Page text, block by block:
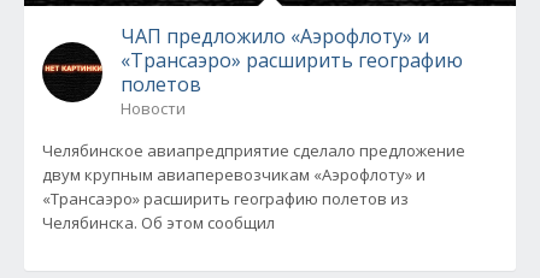
ЧАП предложило «Аэрофлоту» и
«Трансаэро» расширить географию
полетов
Новости
Челябинское авиапредприятие сделало предложение
двум крупным авиаперевозчикам «Аэрофлоту» и
«Трансаэро» расширить географию полетов из
Челябинска. Об этом сообщил